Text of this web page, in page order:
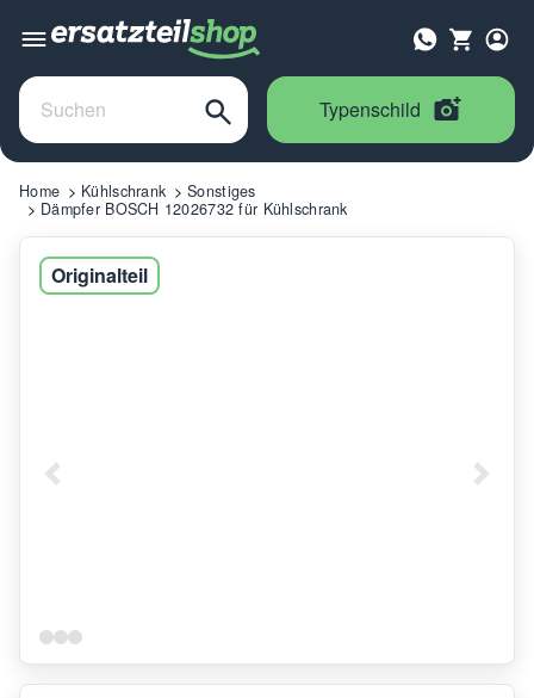
Typenschild
Home Kühlschrank
Sonstiges
Dämpfer BOSCH 12026732 für Kühlschrank
Originalteil